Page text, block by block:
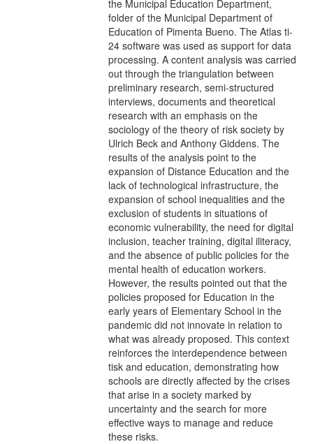
the Municipal Education Department,
folder of the Municipal Department of
Education of Pimenta Bueno. The Atlas ti-
24 software was used as support for data
processing. A content analysis was carried
out through the triangulation between
preliminary research, semi-structured
interviews, documents and theoretical
research with an emphasis on the
sociology of the theory of risk society by
Ulrich Beck and Anthony Giddens. The
results of the analysis point to the
expansion of Distance Education and the
lack of technological infrastructure, the
expansion of school inequalities and the
exclusion of students in situations of
economic vulnerability, the need for digital
inclusion, teacher training, digital iliteracy,
and the absence of public policies for the
mental health of education workers.
However, the results pointed out that the
policies proposed for Education in the
early years of Elementary School in the
pandemic did not innovate in relation to
what was already proposed. This context
reinforces the interdependence between
tisk and education, demonstrating how
schools are directly affected by the crises
that arise in a society marked by
uncertainty and the search for more
effective ways to manage and reduce
these risks.